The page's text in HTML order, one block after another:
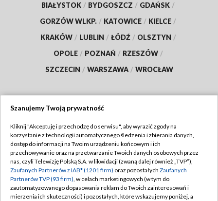
BIAŁYSTOK / BYDGOSZCZ / GDAŃSK /
GORZÓW WLKP. / KATOWICE / KIELCE /
KRAKÓW / LUBLIN / ŁÓDŹ / OLSZTYN /
OPOLE / POZNAŃ / RZESZÓW /
SZCZECIN / WARSZAWA / WROCŁAW
TVP
Abonament TVP
Emisja w TVP
Centrum informacji TVP
Regulamin TVP
Polityka prywatności
Moje zgody
Szanujemy Twoją prywatność
Kliknij "Akceptuję i przechodzę do serwisu", aby wyrazić zgody na
korzystanie z technologii automatycznego śledzenia i zbierania danych,
dostęp do informacji na Twoim urządzeniu końcowym i ich
przechowywanie oraz na przetwarzanie Twoich danych osobowych przez
nas, czyli Telewizję Polską S.A. w likwidacji (zwaną dalej również „TVP”),
Zaufanych Partnerów z IAB* (1201 firm) oraz pozostałych Zaufanych
Partnerów TVP (93 firm), w celach marketingowych (w tym do
zautomatyzowanego dopasowania reklam do Twoich zainteresowań i
mierzenia ich skuteczności) i pozostałych, które wskazujemy poniżej, a